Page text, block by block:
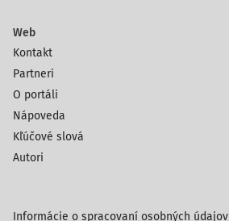
Web
Kontakt
Partneri
O portáli
Nápoveda
Kľúčové slová
Autori
Informácie o spracovaní osobných údajov